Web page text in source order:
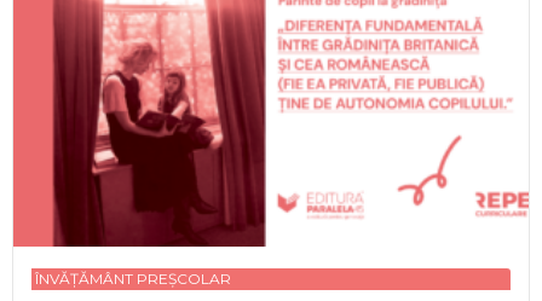
ÎNVĂȚĂMÂNT PREȘCOLAR